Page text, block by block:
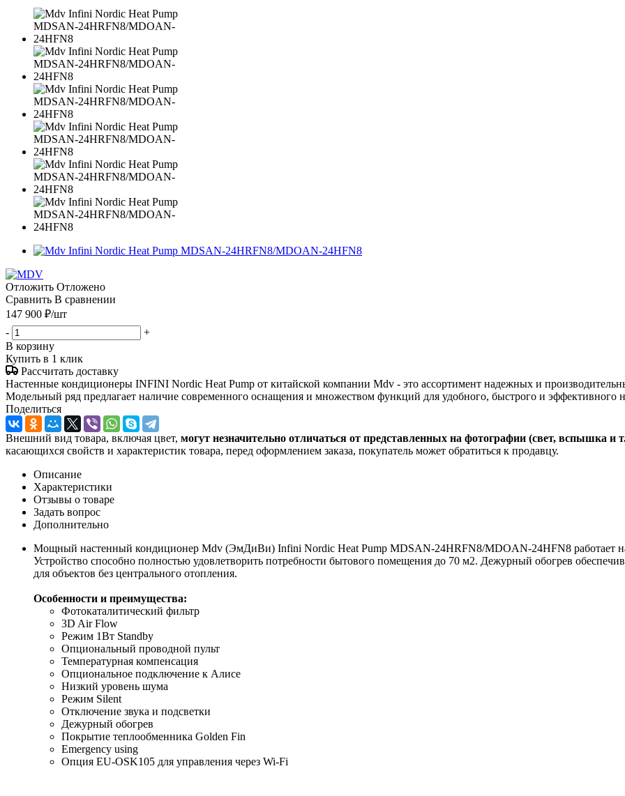
Отложить Отложено
Сравнить В сравнении
147 900 ₽/шт
-
+
В корзину
Купить в 1 клик
Рассчитать доставку
Настенные кондиционеры INFINI Nordic Heat Pump от китайской компании Mdv - это ассортимент надежных и
Модельный ряд предлагает наличие современного оснащения и множеством функций для удобного, быстрого и эффективного
Поделиться
Внешний вид товара, включая цвет, могут незначительно отличаться от представленных на фотографии (свет, вспышка и
касающихся свойств и характеристик товара, перед оформлением заказа, покупатель может обратиться к продавцу.
Описание
Характеристики
Отзывы о товаре
Задать вопрос
Дополнительно
Мощный настенный кондиционер Mdv (ЭмДиВи) Infini Nordic Heat Pump MDSAN-24HRFN8/MDOAN-24HFN8 работает на
Устройство способно полностью удовлетворить потребности бытового помещения до 70 м2. Дежурный обогрев
для объектов без центрального отопления.
Особенности и преимущества:
Фотокаталитический фильтр
3D Air Flow
Режим 1Вт Standby
Опциональный проводной пульт
Температурная компенсация
Опциональное подключение к Алисе
Низкий уровень шума
Режим Silent
Отключение звука и подсветки
Дежурный обогрев
Покрытие теплообменника Golden Fin
Emergency using
Опция EU-OSK105 для управления через Wi-Fi